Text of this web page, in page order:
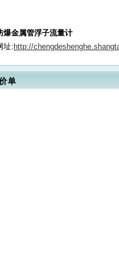
爆金属管浮子流量计
址: http://
单